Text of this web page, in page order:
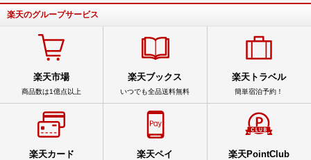
楽天のグループサービス
楽天市場
商品数は1億点以上
楽天ブックス
いつでも全品送料無料
楽天トラベル
簡単宿泊予約！
楽天カード 楽天ペイ 楽天PointClub